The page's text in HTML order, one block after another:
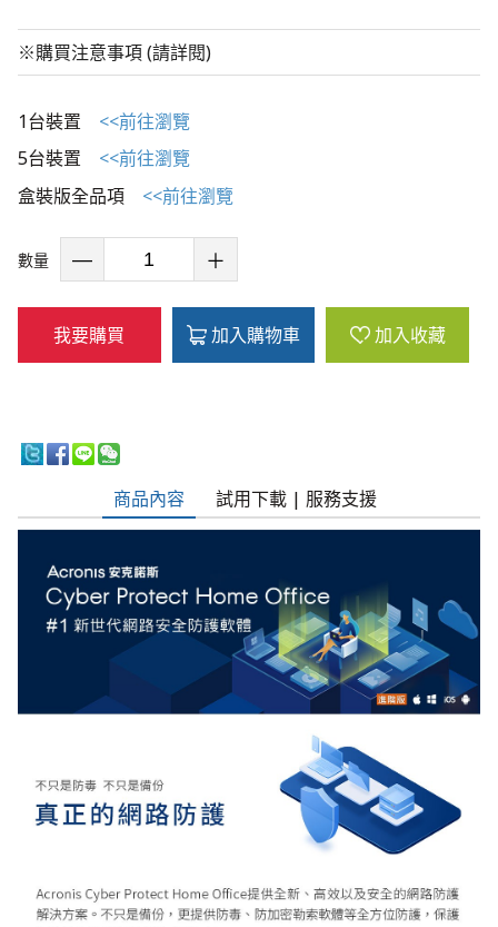
※購買注意事項 (請詳閱)
1台裝置 <<前往瀏覽
5台裝置 <<前往瀏覽
盒裝版全品項 <<前往瀏覽
數量
我要購買 加入購物車 加入收藏
商品內容 試用下載 | 服務支援